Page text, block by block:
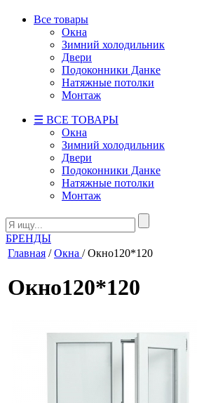
Все товары
Окна
Зимний холодильник
Двери
Подоконники Данке
Натяжные потолки
Монтаж
☰ ВСЕ ТОВАРЫ
Окна
Зимний холодильник
Двери
Подоконники Данке
Натяжные потолки
Монтаж
БРЕНДЫ
Главная /Окна / Окно120*120
Окно120*120